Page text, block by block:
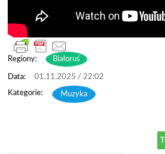
Regiony: Białoruś
01.11.2025 / 22:02
Muzyka